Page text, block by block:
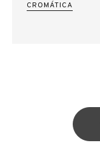
CROMÁTICA